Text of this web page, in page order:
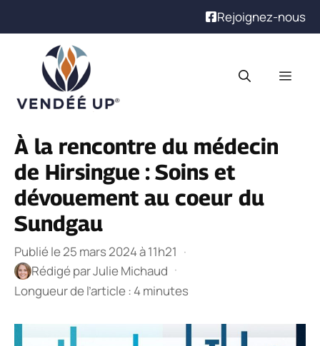
Rejoignez-nous
contenu
À la rencontre du médecin
de Hirsingue : Soins et
dévouement au coeur du
Sundgau
Publié le 25 mars 2024 à 11h21 ·
Rédigé parJulie Michaud ·
Longueur de l’article : 4 minutes